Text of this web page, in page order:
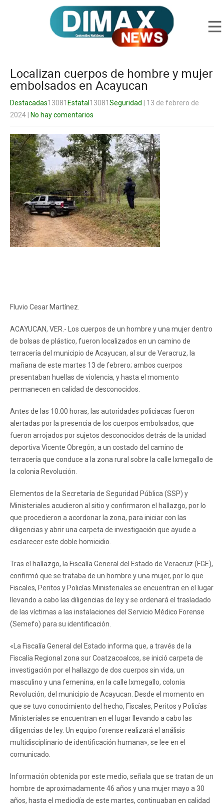
Localizan cuerpos de hombre y mujer
embolsados en Acayucan
Destacadas13081 Estatal 13081 Seguridad
| 13 de febrero de
2024
No hay comentarios
Fluvio Cesar Martínez.
ACAYUCAN, VER.- Los cuerpos de un hombre y una mujer dentro
de bolsas de plástico, fueron localizados en un camino de
terracería del municipio de Acayucan, al sur de Veracruz, la
mañana de este martes 13 de febrero; ambos cuerpos
presentaban huellas de violencia, y hasta el momento
permanecen en calidad de desconocidos.
Antes de las 10:00 horas, las autoridades policiacas fueron
alertadas por la presencia de los cuerpos embolsados, que
fueron arrojados por sujetos desconocidos detrás de la unidad
deportiva Vicente Obregón, a un costado del camino de
terracería que conduce a la zona rural sobre la calle Ixmegallo de
la colonia Revolución.
Elementos de la Secretaría de Seguridad Pública (SSP) y
Ministeriales acudieron al sitio y confirmaron el hallazgo, por lo
que procedieron a acordonar la zona, para iniciar con las
diligencias y abrir una carpeta de investigación que ayude a
esclarecer este doble homicidio.
Tras el hallazgo, la Fiscalía General del Estado de Veracruz (FGE),
confirmó que se trataba de un hombre y una mujer, por lo que
Fiscales, Peritos y Policías Ministeriales se encuentran en el lugar
llevando a cabo las diligencias de ley y se ordenará el trasladado
de las víctimas a las instalaciones del Servicio Médico Forense
(Semefo) para su identificación.
«La Fiscalía General del Estado informa que, a través de la
Fiscalía Regional zona sur Coatzacoalcos, se inició carpeta de
investigación por el hallazgo de dos cuerpos sin vida, un
masculino y una femenina, en la calle Ixmegallo, colonia
Revolución, del municipio de Acayucan. Desde el momento en
que se tuvo conocimiento del hecho, Fiscales, Peritos y Policías
Ministeriales se encuentran en el lugar llevando a cabo las
diligencias de ley. Un equipo forense realizará el análisis
multidisciplinario de identificación humana», se lee en el
comunicado.
Información obtenida por este medio, señala que se tratan de un
hombre de aproximadamente 46 años y una mujer mayo a 30
años, hasta el mediodía de este martes, continuaban en calidad